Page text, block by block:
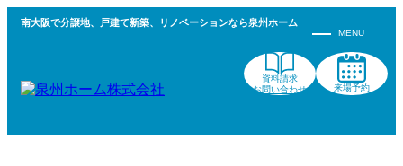
南大阪で分譲地、戸建て新築、リノベーションなら泉州ホーム
資料請求
お問い合わせ
来場予約